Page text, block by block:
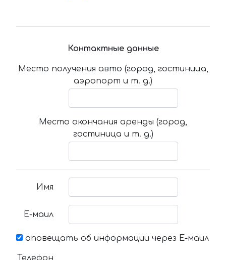
Контактные данные
Место получения авто (город, гостиница,
аэропорт и т. д.)
Место окончания аренды (город,
гостиница и т. д.)
Имя
Е-маил
оповещать об информации через Е-маил
Телефон